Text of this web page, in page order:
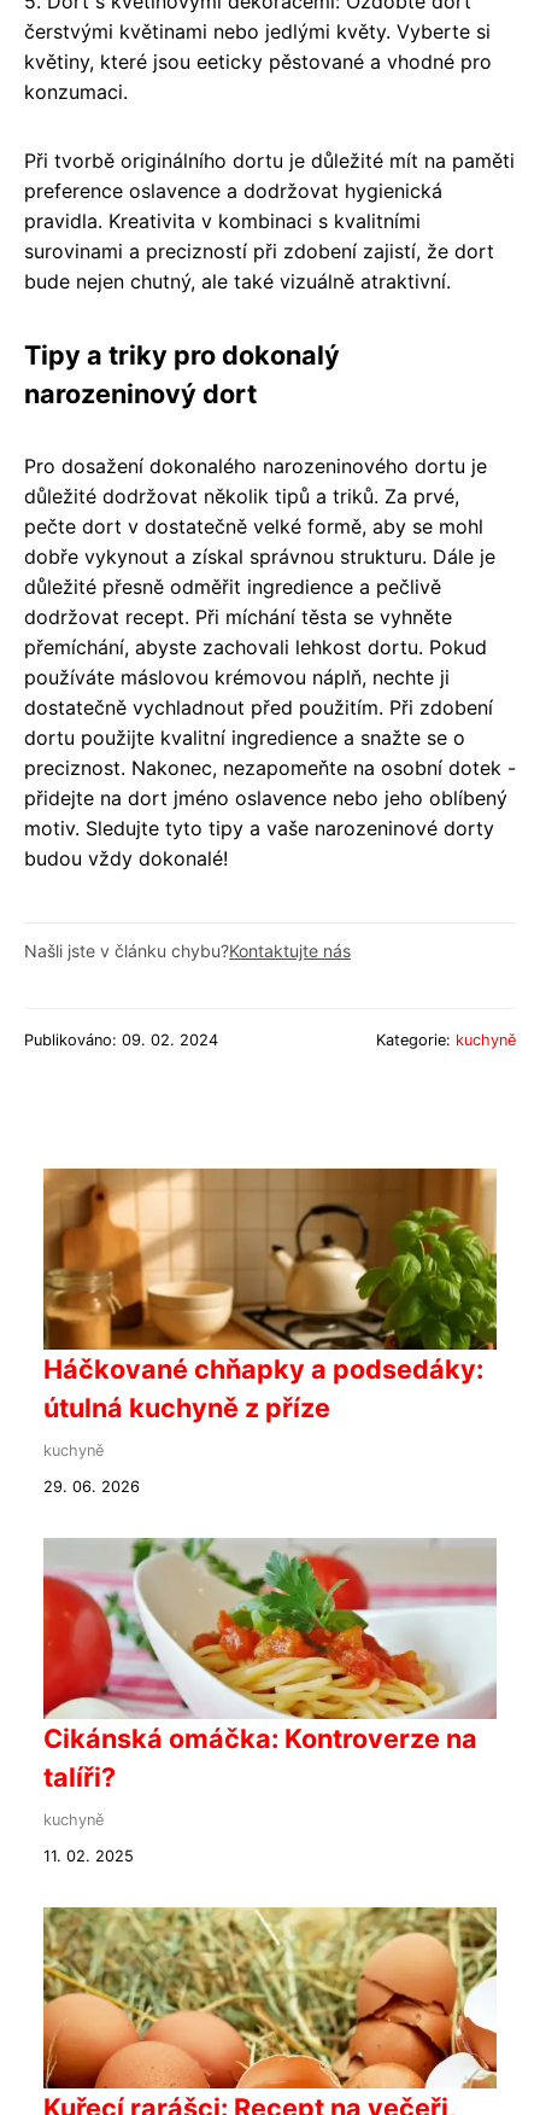
čerstvými květinami nebo jedlými květy. Vyberte si
květiny, které jsou eeticky pěstované a vhodné pro
konzumaci.
Při tvorbě originálního dortu je důležité mít na paměti
preference oslavence a dodržovat hygienická
pravidla. Kreativita v kombinaci s kvalitními
surovinami a precizností při zdobení zajistí, že dort
bude nejen chutný, ale také vizuálně atraktivní.
Tipy a triky pro dokonalý
narozeninový dort
Pro dosažení dokonalého narozeninového dortu je
důležité dodržovat několik tipů a triků. Za prvé,
pečte dort v dostatečně velké formě, aby se mohl
dobře vykynout a získal správnou strukturu. Dále je
důležité přesně odměřit ingredience a pečlivě
dodržovat recept. Při míchání těsta se vyhněte
přemíchání, abyste zachovali lehkost dortu. Pokud
používáte máslovou krémovou náplň, nechte ji
dostatečně vychladnout před použitím. Při zdobení
dortu použijte kvalitní ingredience a snažte se o
preciznost. Nakonec, nezapomeňte na osobní dotek -
přidejte na dort jméno oslavence nebo jeho oblíbený
motiv. Sledujte tyto tipy a vaše narozeninové dorty
budou vždy dokonalé!
Našli jste v článku chybu?Kontaktujte nás
Publikováno: 09. 02. 2024 Kategorie: kuchyně
Háčkované chňapky a podsedáky:
útulná kuchyně z příze
kuchyně
29. 06. 2026
Cikánská omáčka: Kontroverze na
talíři?
kuchyně
11. 02. 2025
Kuřecí rarášci: Recept na večeři,